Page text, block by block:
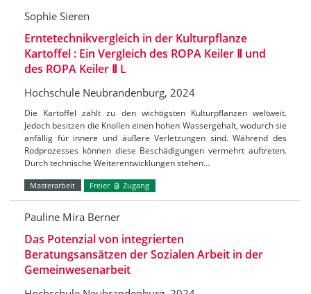
Sophie Sieren
Erntetechnikvergleich in der Kulturpflanze
Kartoffel : Ein Vergleich des ROPA Keiler Ⅱ und
des ROPA Keiler Ⅱ L
Hochschule Neubrandenburg, 2024
Die Kartoffel zählt zu den wichtigsten Kulturpflanzen weltweit.
Jedoch besitzen die Knollen einen hohen Wassergehalt, wodurch sie
anfällig für innere und äußere Verletzungen sind. Während des
Rodprozesses können diese Beschädigungen vermehrt auftreten.
Durch technische Weiterentwicklungen stehen…
Masterarbeit Freier Zugang
Pauline Mira Berner
Das Potenzial von integrierten
Beratungsansätzen der Sozialen Arbeit in der
Gemeinwesenarbeit